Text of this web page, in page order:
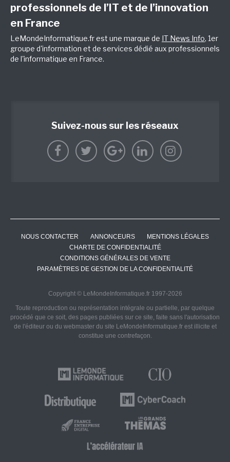
professionnels de l’IT et de l’innovation
en France
LeMondeInformatique.fr est une marque de IT News Info, 1er
groupe d'information et de services dédié aux professionnels
de l'informatique en France.
Suivez-nous sur les réseaux
NOUS CONTACTER ANNONCEURS
MENTIONS LÉGALES
CHARTE DE CONFIDENTIALITÉ
CONDITIONS GÉNÉRALES DE VENTE
PARAMÈTRES DE GESTION DE LA CONFIDENTIALITÉ
Copyright © LeMondeInformatique.fr 1997-2026
Toute reproduction ou représentation intégrale ou partielle, par quelque
procédé que ce soit, des pages publiées sur ce site, faite sans l'autorisation
de l'éditeur ou du webmaster du site LeMondeInformatique.fr est illicite et
constitue une contrefaçon.